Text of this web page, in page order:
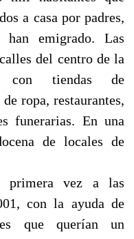
a casa por padres,
emigrado. Las
del centro de la
con tiendas de
ropa, restaurantes,
funerarias. En una
de locales de
primera vez a las
con la ayuda de
que querían un